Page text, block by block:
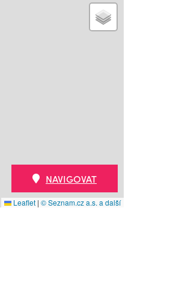
Leaflet | © Seznam.cz a.s. a další
NAVIGOVAT